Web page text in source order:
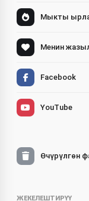
Мыкты
Менин
Facebook
YouTube
Өчүрүлгөн
ЖЕКЕЛЕШТИРҮҮ